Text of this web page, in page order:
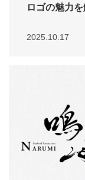
ロゴの魅力
2025.10.17